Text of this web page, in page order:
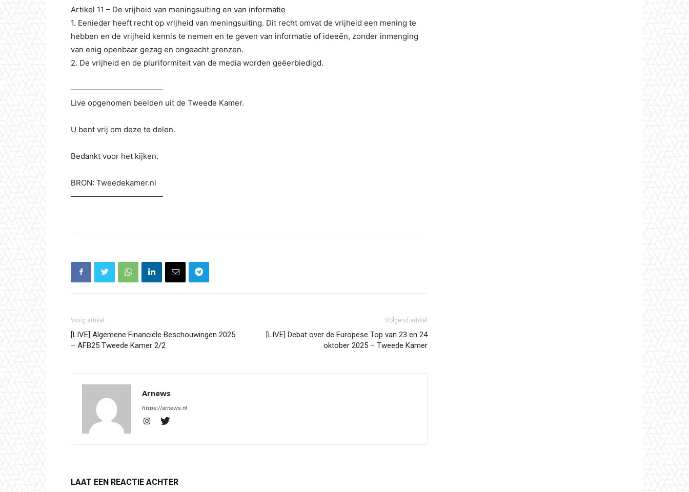
Artikel 11 – De vrijheid van meningsuiting en van informatie
1. Eenieder heeft recht op vrijheid van meningsuiting. Dit recht omvat de vrijheid een mening te
hebben en de vrijheid kennis te nemen en te geven van informatie of ideeën, zonder inmenging
van enig openbaar gezag en ongeacht grenzen.
2. De vrijheid en de pluriformiteit van de media worden geëerbiedigd.
————————————
Live opgenomen beelden uit de Tweede Kamer.
U bent vrij om deze te delen.
Bedankt voor het kijken.
BRON: Tweedekamer.nl
————————————
Vorig artikel
[LIVE] Algemene Financiële Beschouwingen 2025
– AFB25 Tweede Kamer 2/2
Volgend artikel
[LIVE] Debat over de Europese Top van 23 en 24
oktober 2025 – Tweede Kamer
Arnews
https://arnews.nl
LAAT EEN REACTIE ACHTER